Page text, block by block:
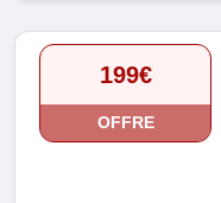
199€
OFFRE